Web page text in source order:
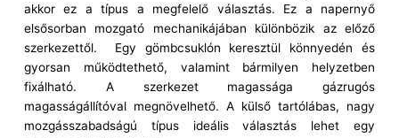
akkor ez a típus a megfelelő választás. Ez a napernyő
elsősorban mozgató mechanikájában különbözik az előző
szerkezettől. Egy gömbcsuklón keresztül könnyedén és
gyorsan működtethető, valamint bármilyen helyzetben
fixálható. A szerkezet magassága gázrugós
magasságállítóval megnövelhető. A külső tartólábas, nagy
mozgásszabadságú típus ideális választás lehet egy